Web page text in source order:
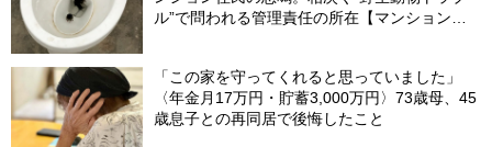
ル”で問われる管理責任の所在【マンション管
「この家を守ってくれると思っていました」
〈年金月17万円・貯蓄3,000万円〉73歳母、45
歳息子との再同居で後悔したこと